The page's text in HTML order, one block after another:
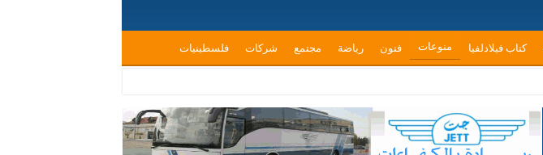
كتاب فيلادلفيا منوعات فنون رياضة مجتمع شركات فلسطينيات